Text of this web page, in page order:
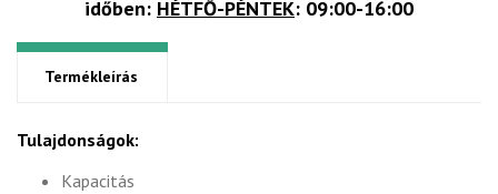
időben: HÉTFŐ-PÉNTEK: 09:00-16:00
Termékleírás
Tulajdonságok:
Kapacitás